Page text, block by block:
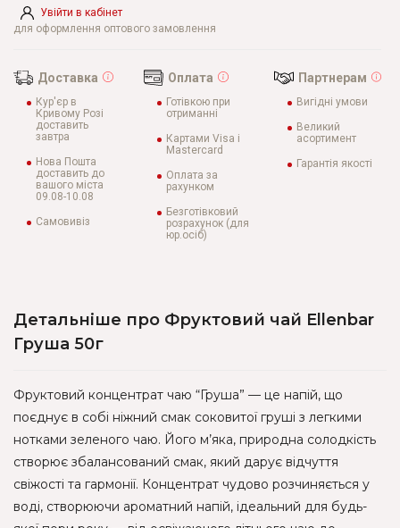
Увійти в кабінет
для оформлення оптового замовлення
Доставка
Кур'єр в
Кривому Розі
доставить
завтра
Нова Пошта
доставить до
вашого міста
09.08-10.08
Самовивіз
Оплата
Готівкою при
отриманні
Картами Visa і
Mastercard
Оплата за
рахунком
Безготівковий
розрахунок (для
юр.осіб)
Партнерам
Вигідні умови
Великий
асортимент
Гарантія якості
Детальніше про Фруктовий чай Ellenbar
Груша 50г
Фруктовий концентрат чаю “Груша” — це напій, що
поєднує в собі ніжний смак соковитої груші з легкими
нотками зеленого чаю. Його м’яка, природна солодкість
створює збалансований смак, який дарує відчуття
свіжості та гармонії. Концентрат чудово розчиняється у
воді, створюючи ароматний напій, ідеальний для будь-